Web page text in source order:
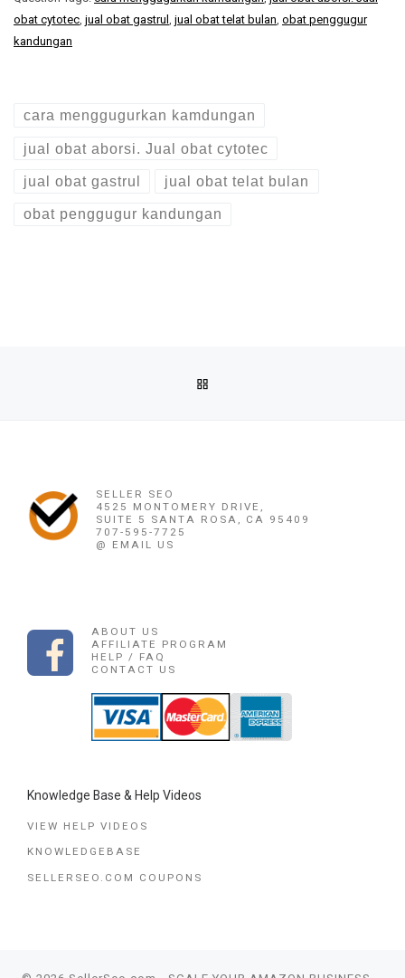
obat cytotec, jual obat gastrul , jual obat telat bulan, obat penggugur
kandungan
cara menggugurkan kamdungan
jual obat aborsi. Jual obat cytotec
jual obat gastrul jual obat telat bulan
obat penggugur kandungan
SELLER SEO
4525 MONTOMERY DRIVE,
SUITE 5 SANTA ROSA, CA 95409
707-595-7725
@ EMAIL US
ABOUT US
AFFILIATE PROGRAM
HELP / FAQ
CONTACT US
Knowledge Base & Help Videos
VIEW HELP VIDEOS
KNOWLEDGEBASE
SELLERSEO.COM COUPONS